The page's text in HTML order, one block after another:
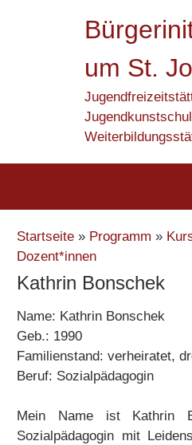
um St.
Startseite » Programm »
Dozent*innen
Kathrin Bonschek
Name: Kathrin Bonschek
Geb.: 1990
Familienstand: verheiratet,
Beruf: Sozialpädagogin
Mein Name ist Kathrin
Sozialpädagogin mit